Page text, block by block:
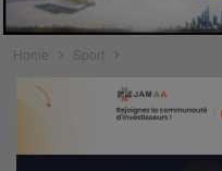
Home Sport